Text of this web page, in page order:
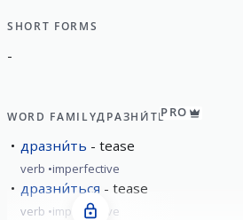
SHORT FORMS
-
WORD FAMILYДРАЗНИ́ТЬPRO
дразни́ть tease
verb imperfective
дразни́ться tease
verb imperfective